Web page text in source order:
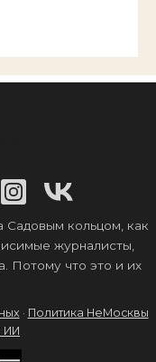
кольцом, как
журналисты,
Потому что это и их
· Политика НеМосквы
ИИ